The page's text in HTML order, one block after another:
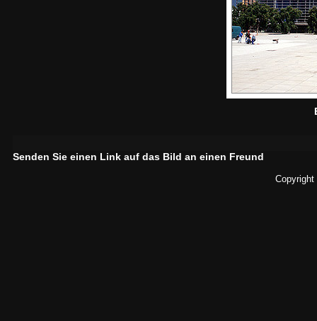
Senden Sie einen Link auf das Bild an einen Freund